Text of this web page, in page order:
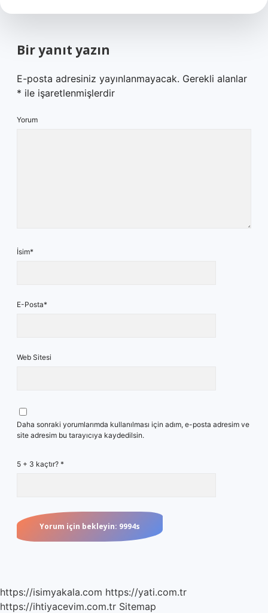
Bir yanıt yazın
E-posta adresiniz yayınlanmayacak. Gerekli alanlar
* ile işaretlenmişlerdir
Yorum
İsim*
E-Posta*
Web Sitesi
Daha sonraki yorumlarımda kullanılması için adım, e-posta adresim ve
site adresim bu tarayıcıya kaydedilsin.
5 + 3 kaçtır? *
https://isimyakala.com https://yati.com.tr
https://ihtiyacevim.com.tr Sitemap